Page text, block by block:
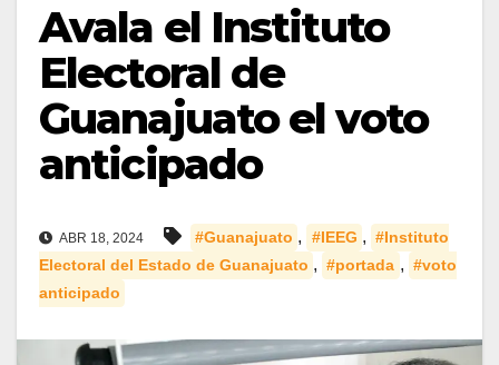
Avala el Instituto
Electoral de
Guanajuato el voto
anticipado
ABR 18, 2024 #Guanajuato , #IEEG , #Instituto
Electoral del Estado de Guanajuato , #portada , #voto
anticipado